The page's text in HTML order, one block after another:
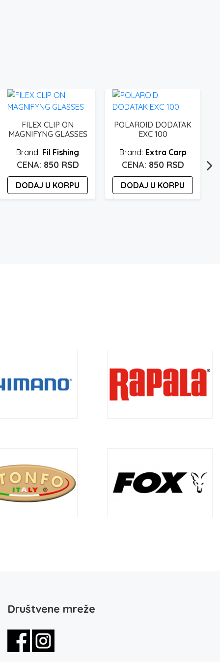
FILEX CLIP ON
MAGNIFYNG GLASSES
Fil Fishing
850 RSD
DODAJ U KORPU
POLAROID DODATAK
EXC 100
Extra Carp
850 RSD
DODAJ U KORPU
Društvene mreže